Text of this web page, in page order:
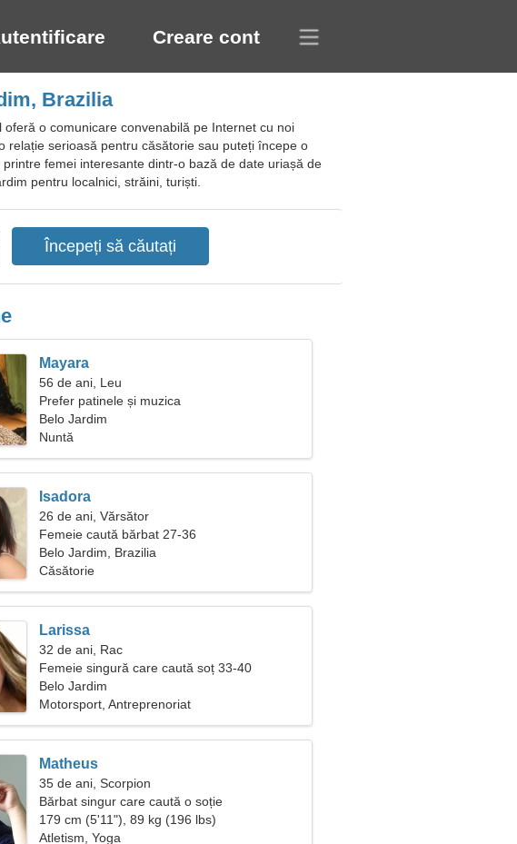
Creare cont
Brazilia
o comunicare convenabilă pe Internet cu noi
relație serioasă pentru căsătorie sau puteți începe o
femei interesante dintr-o bază de date uriașă de
pentru localnici, străini, turiști.
Mayara
56 de ani, Leu
Prefer patinele și muzica
Belo Jardim
Nuntă
Isadora
26 de ani, Vărsător
Femeie caută bărbat 27-36
Belo Jardim, Brazilia
Căsătorie
Larissa
32 de ani, Rac
Femeie singură care caută soț 33-40
Belo Jardim
Motorsport, Antreprenoriat
Matheus
35 de ani, Scorpion
Bărbat singur care caută o soție
179 cm (5'11"), 89 kg (196 lbs)
Atletism, Yoga